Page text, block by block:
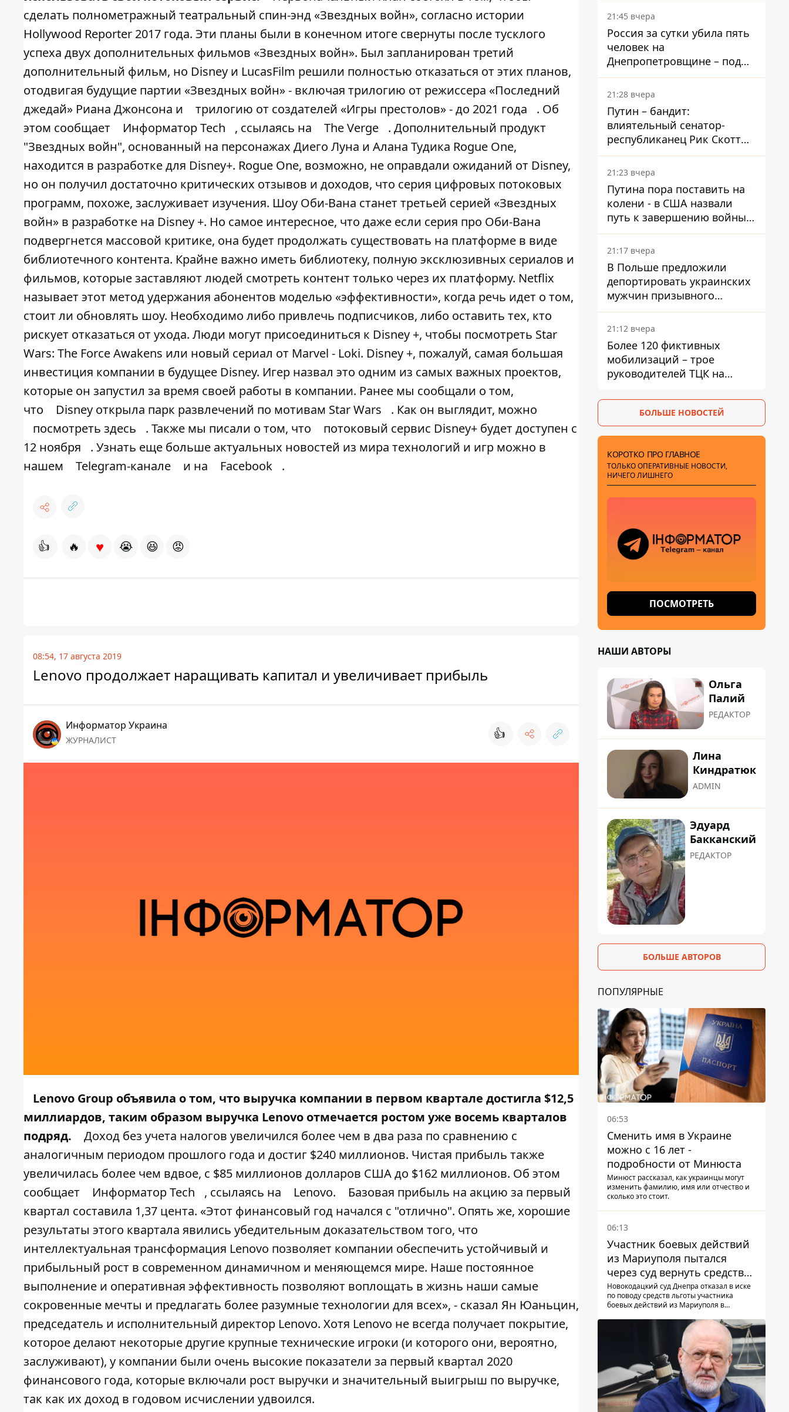
сделать полнометражный театральный спин-энд «Звездных войн», согласно истории
Hollywood Reporter 2017 года. Эти планы были в конечном итоге свернуты после тусклого
успеха двух дополнительных фильмов «Звездных войн». Был запланирован третий
дополнительный фильм, но Disney и LucasFilm решили полностью отказаться от этих планов,
отодвигая будущие партии «Звездных войн» - включая трилогию от режиссера «Последний
джедай» Риана Джонсона и
трилогию от создателей «Игры престолов» - до 2021 года
. Об
этом сообщает
Информатор Tech , ссылаясь на The Verge
. Дополнительный продукт
"Звездных войн", основанный на персонажах Диего Луна и Алана Тудика Rogue One,
находится в разработке для Disney+. Rogue One, возможно, не оправдали ожиданий от Disney,
но он получил достаточно критических отзывов и доходов, что серия цифровых потоковых
программ, похоже, заслуживает изучения. Шоу Оби-Вана станет третьей серией «Звездных
войн» в разработке на Disney +. Но самое интересное, что даже если серия про Оби-Вана
подвергнется массовой критике, она будет продолжать существовать на платформе в виде
библиотечного контента. Крайне важно иметь библиотеку, полную эксклюзивных сериалов и
фильмов, которые заставляют людей смотреть контент только через их платформу. Netflix
называет этот метод удержания абонентов моделью «эффективности», когда речь идет о том,
стоит ли обновлять шоу. Необходимо либо привлечь подписчиков, либо оставить тех, кто
рискует отказаться от ухода. Люди могут присоединиться к Disney +, чтобы посмотреть Star
Wars: The Force Awakens или новый сериал от Marvel - Loki. Disney +, пожалуй, самая большая
инвестиция компании в будущее Disney. Игер назвал это одним из самых важных проектов,
которые он запустил за время своей работы в компании. Ранее мы сообщали о том,
что
Disney открыла парк развлечений по мотивам Star Wars
. Как он выглядит, можно
посмотреть здесь
. Также мы писали о том, что
потоковый сервис Disney+ будет доступен с
12 ноября
. Узнать еще больше актуальных новостей из мира технологий и игр можно в
нашем
Telegram-канале и на Facebook .
👍 🔥 ♥ 😭 😆 😡
08:54, 17 августа 2019
Lenovo продолжает наращивать капитал и увеличивает прибыль
Информатор Украина
ЖУРНАЛИСТ 👍
Lenovo Group объявила о том, что выручка компании в первом квартале достигла $12,5
миллиардов, таким образом выручка Lenovo отмечается ростом уже восемь кварталов
подряд.
Доход без учета налогов увеличился более чем в два раза по сравнению с
аналогичным периодом прошлого года и достиг $240 миллионов. Чистая прибыль также
увеличилась более чем вдвое, c $85 миллионов долларов США до $162 миллионов. Об этом
сообщает
Информатор Tech , ссылаясь на Lenovo.
Базовая прибыль на акцию за первый
квартал составила 1,37 цента. «Этот финансовый год начался с "отлично". Опять же, хорошие
результаты этого квартала явились убедительным доказательством того, что
интеллектуальная трансформация Lenovo позволяет компании обеспечить устойчивый и
прибыльный рост в современном динамичном и меняющемся мире. Наше постоянное
выполнение и оперативная эффективность позволяют воплощать в жизнь наши самые
сокровенные мечты и предлагать более разумные технологии для всех», - сказал Ян Юаньцин,
председатель и исполнительный директор Lenovo. Хотя Lenovo не всегда получает покрытие,
которое делают некоторые другие крупные технические игроки (и которого они, вероятно,
заслуживают), у компании были очень высокие показатели за первый квартал 2020
финансового года, которые включали рост выручки и значительный выигрыш по выручке,
так как их доход в годовом исчислении удвоился.
голосование
21:45 вчера
Россия за сутки убила пять
человек на
Днепропетровщине – под
ударами оказались пять
районов области
21:28 вчера
Путин – бандит:
влиятельный сенатор-
республиканец Рик Скотт
призвал Конгресс привлечь
РФ к ответственности за
войну в Украине
21:23 вчера
Путина пора поставить на
колени - в США назвали
путь к завершению войны -
National Security Journal
21:17 вчера
В Польше предложили
депортировать украинских
мужчин призывного
возраста - кого это может
затронуть
21:12 вчера
Более 120 фиктивных
мобилизаций – трое
руководителей ТЦК на
получили подозрения за
фейковые отчеты
БОЛЬШЕ НОВОСТЕЙ
КОРОТКО ПРО ГЛАВНОЕ
ТОЛЬКО ОПЕРАТИВНЫЕ НОВОСТИ,
НИЧЕГО ЛИШНЕГО
ПОСМОТРЕТЬ
НАШИ АВТОРЫ
Ольга
Палий
РЕДАКТОР
Лина
Киндратюк
ADMIN
Эдуард
Бакканский
РЕДАКТОР
БОЛЬШЕ АВТОРОВ
ПОПУЛЯРНЫЕ
06:53
Сменить имя в Украине
можно с 16 лет -
подробности от Минюста
Минюст рассказал, как украинцы могут
изменить фамилию, имя или отчество и
сколько это стоит.
06:13
Участник боевых действий
из Мариуполя пытался
через суд вернуть средства
субсидии со счета в
Ощадбанке – каким было
Новокодацкий суд Днепра отказал в иске
по поводу средств льготы участника
боевых действий из Мариуполя в